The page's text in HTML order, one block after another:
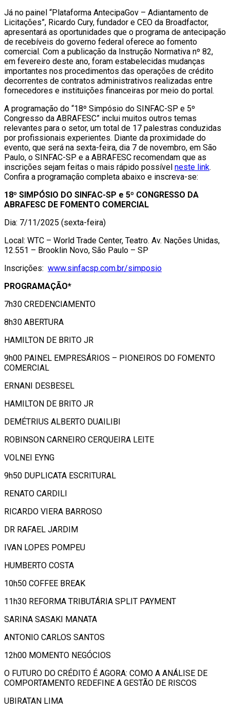
Já no painel “Plataforma AntecipaGov – Adiantamento de
Licitações”, Ricardo Cury, fundador e CEO da Broadfactor,
apresentará as oportunidades que o programa de antecipação
de recebíveis do governo federal oferece ao fomento
comercial. Com a publicação da Instrução Normativa nº 82,
em fevereiro deste ano, foram estabelecidas mudanças
importantes nos procedimentos das operações de crédito
decorrentes de contratos administrativos realizadas entre
fornecedores e instituições financeiras por meio do portal.
A programação do “18º Simpósio do SINFAC-SP e 5º
Congresso da ABRAFESC” inclui muitos outros temas
relevantes para o setor, um total de 17 palestras conduzidas
por profissionais experientes. Diante da proximidade do
evento, que será na sexta-feira, dia 7 de novembro, em São
Paulo, o SINFAC-SP e a ABRAFESC recomendam que as
inscrições sejam feitas o mais rápido possível neste link.
Confira a programação completa abaixo e inscreva-se:
18º SIMPÓSIO DO SINFAC-SP e 5º CONGRESSO DA
ABRAFESC DE FOMENTO COMERCIAL
Dia: 7/11/2025 (sexta-feira)
Local: WTC – World Trade Center, Teatro. Av. Nações Unidas,
12.551 – Brooklin Novo, São Paulo – SP
Inscrições: www.sinfacsp.com.br/simposio
PROGRAMAÇÃO*
7h30 CREDENCIAMENTO
8h30 ABERTURA
HAMILTON DE BRITO JR
9h00 PAINEL EMPRESÁRIOS – PIONEIROS DO FOMENTO
COMERCIAL
ERNANI DESBESEL
HAMILTON DE BRITO JR
DEMÉTRIUS ALBERTO DUAILIBI
ROBINSON CARNEIRO CERQUEIRA LEITE
VOLNEI EYNG
9h50 DUPLICATA ESCRITURAL
RENATO CARDILI
RICARDO VIERA BARROSO
DR RAFAEL JARDIM
IVAN LOPES POMPEU
HUMBERTO COSTA
10h50 COFFEE BREAK
11h30 REFORMA TRIBUTÁRIA SPLIT PAYMENT
SARINA SASAKI MANATA
ANTONIO CARLOS SANTOS
12h00 MOMENTO NEGÓCIOS
O FUTURO DO CRÉDITO É AGORA: COMO A ANÁLISE DE
COMPORTAMENTO REDEFINE A GESTÃO DE RISCOS
UBIRATAN LIMA